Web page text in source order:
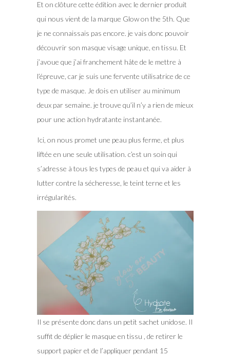
Et on clôture cette édition avec le dernier produit
qui nous vient de la marque Glow on the 5th. Que
je ne connaissais pas encore. je vais donc pouvoir
découvrir son masque visage unique, en tissu. Et
j’avoue que j’ai franchement hâte de le mettre à
l’épreuve, car je suis une fervente utilisatrice de ce
type de masque. Je dois en utiliser au minimum
deux par semaine. je trouve qu’il n’y a rien de mieux
pour une action hydratante instantanée.
Ici, on nous promet une peau plus ferme, et plus
liftée en une seule utilisation. c’est un soin qui
s’adresse à tous les types de peau et qui va aider à
lutter contre la sécheresse, le teint terne et les
irrégularités.
Il se présente donc dans un petit sachet unidose. Il
suffit de déplier le masque en tissu , de retirer le
support papier et de l’appliquer pendant 15